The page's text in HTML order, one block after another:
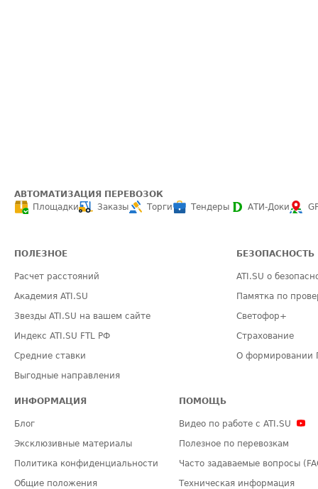
АВТОМАТИЗАЦИЯ ПЕРЕВОЗОК
Площадки
Заказы Торги Тендеры АТИ-Доки
ПОЛЕЗНОЕ
Расчет расстояний
Академия ATI.SU
Звезды ATI.SU на вашем сайте
Индекс ATI.SU FTL РФ
Средние ставки
Выгодные направления
БЕЗОПАСНОСТЬ
ATI.SU о
Памятка по
Светофор+
Страхование
О формировании
ИНФОРМАЦИЯ
Блог
Эксклюзивные материалы
Политика конфиденциальности
Общие положения
ПОМОЩЬ
Видео по работе с ATI.SU
Полезное по перевозкам
Часто задаваемые вопросы
Техническая информация